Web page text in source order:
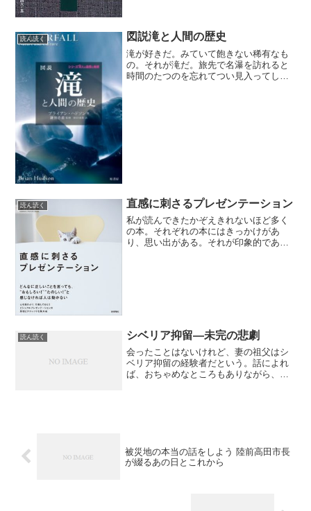
読ん読く 図説滝と人間の歴史
滝が好きだ。みていて飽きない稀有なも
の。それが滝だ。旅先で名瀑を訪れると
時間のたつのを忘れてつい見入ってしま
読ん読く 直感に刺さるプレゼンテーション
私が読んできたかぞえきれないほど多く
の本。それぞれの本にはきっかけがあ
り、思い出がある。それが印象的であれ
読ん読く シベリア抑留―未完の悲劇
会ったことはないけれど、妻の祖父はシ
ベリア抑留の経験者だという。話によれ
ば、おちゃめなところもありながら、内
被災地の本当の話をしよう 陸前高田市長
が綴るあの日とこれから